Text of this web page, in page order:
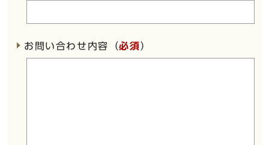
お問い合わせ内容（必須）